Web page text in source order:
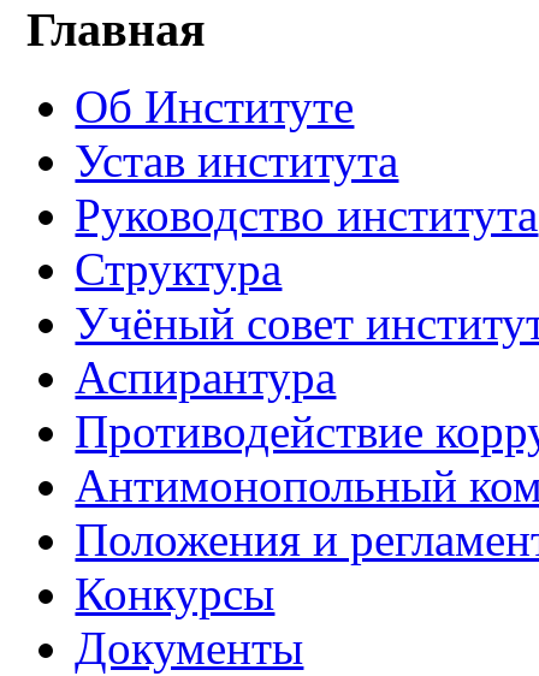
Главная
Об Институте
Устав института
Руководство института
Структура
Учёный совет
Аспирантура
Противодействие
Антимонопольный
Положения и
Конкурсы
Документы